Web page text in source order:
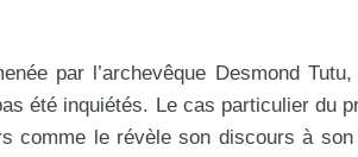
par l’archevêque Desmond
été inquiétés. Le cas particulier du
comme le révèle son discours à son